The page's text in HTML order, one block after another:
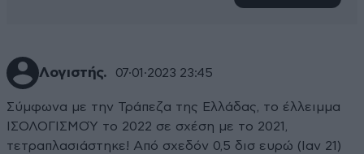
Λογιστής. 07·01·2023 23:45
Σύμφωνα με την Τράπεζα της Ελλάδας, το έλλειμμα
ΙΣΟΛΟΓΙΣΜΟΎ το 2022 σε σχέση με το 2021,
τετραπλασιάστηκε! Από σχεδόν 0,5 δισ ευρώ (Ιαν 21)